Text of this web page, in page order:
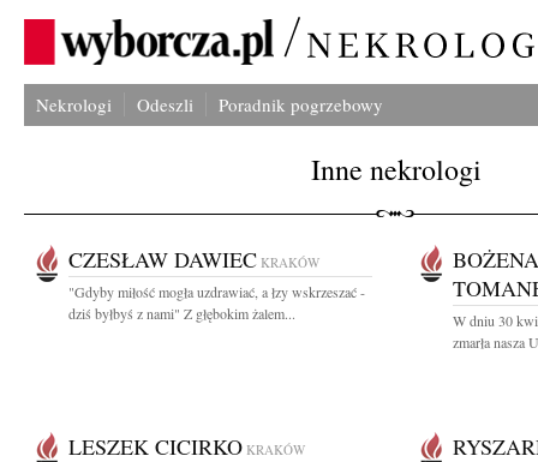
Nekrologi Odeszli Poradnik pogrzebowy
Inne nekrologi
CZESŁAW DAWIEC KRAKÓW
"Gdyby miłość mogła uzdrawiać, a łzy wskrzeszać -
dziś byłbyś z nami" Z głębokim żalem...
W dniu 30
zmarła nasza
LESZEK CICIRKO KRAKÓW